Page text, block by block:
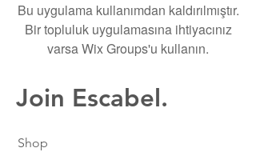
Bu uygulama kullanımdan kaldırılmıştır.
Bir topluluk uygulamasına ihtiyacınız
varsa Wix Groups'u kullanın.
Join Escabel.
Shop